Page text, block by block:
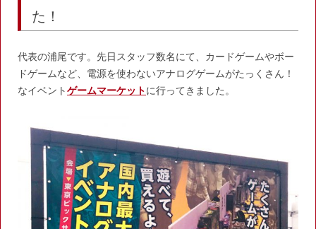
た！
代表の浦尾です。先日スタッフ数名にて、カードゲームやボー
ドゲームなど、電源を使わないアナログゲームがたっくさん！
なイベントゲームマーケットに行ってきました。